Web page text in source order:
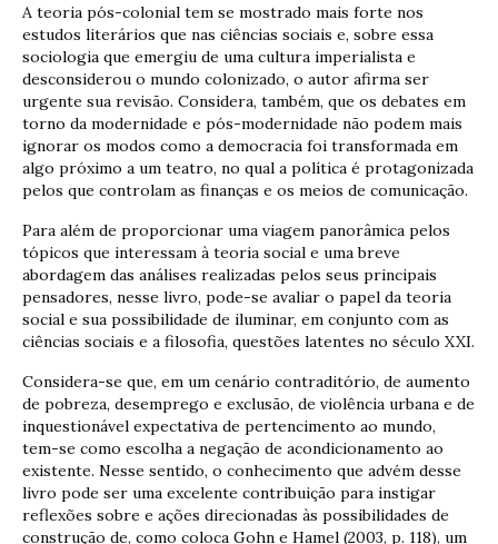
A teoria pós-colonial tem se mostrado mais forte nos
estudos literários que nas ciências sociais e, sobre essa
sociologia que emergiu de uma cultura imperialista e
desconsiderou o mundo colonizado, o autor afirma ser
urgente sua revisão. Considera, também, que os debates em
torno da modernidade e pós-modernidade não podem mais
ignorar os modos como a democracia foi transformada em
algo próximo a um teatro, no qual a política é protagonizada
pelos que controlam as finanças e os meios de comunicação.
Para além de proporcionar uma viagem panorâmica pelos
tópicos que interessam à teoria social e uma breve
abordagem das análises realizadas pelos seus principais
pensadores, nesse livro, pode-se avaliar o papel da teoria
social e sua possibilidade de iluminar, em conjunto com as
ciências sociais e a filosofia, questões latentes no século XXI.
Considera-se que, em um cenário contraditório, de aumento
de pobreza, desemprego e exclusão, de violência urbana e de
inquestionável expectativa de pertencimento ao mundo,
tem-se como escolha a negação de acondicionamento ao
existente. Nesse sentido, o conhecimento que advém desse
livro pode ser uma excelente contribuição para instigar
reflexões sobre e ações direcionadas às possibilidades de
construção de, como coloca Gohn e Hamel (2003, p. 118), um